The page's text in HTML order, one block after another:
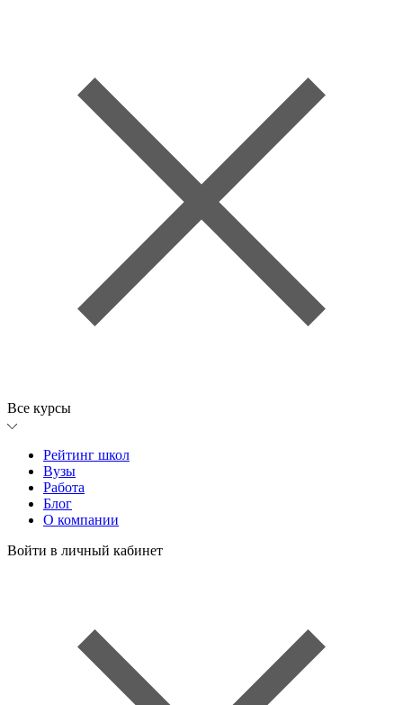
Все курсы
Рейтинг школ
Вузы
Работа
Блог
О компании
Войти в личный кабинет